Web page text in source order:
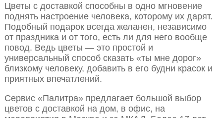
Цветы с доставкой способны в одно мгновение
поднять настроение человека, которому их дарят.
Подобный подарок всегда желанен, независимо
от праздника и от того, есть ли для него вообще
повод. Ведь цветы — это простой и
универсальный способ сказать «ты мне дорог»
близкому человеку, добавить в его будни красок и
приятных впечатлений.
Сервис «Палитра» предлагает большой выбор
цветов с доставкой на дом, в офис, на